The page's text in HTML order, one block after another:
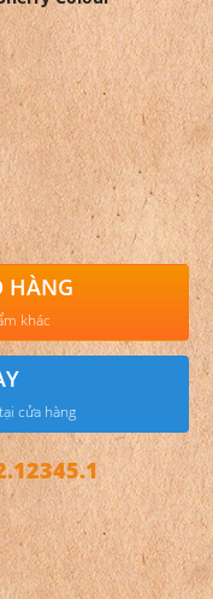
HÀNG
khác
cửa hàng